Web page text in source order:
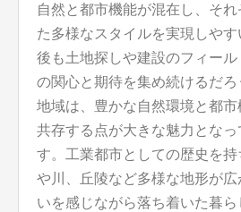
自然と都市機能が混在し、そ
た多様なスタイルを実現しや
後も土地探しや建設のフィール
の関心と期待を集め続けるだ
地域は、豊かな自然環境と都
共存する点が大きな魅力とな
す。工業都市としての歴史を
や川、丘陵など多様な地形が
いを感じながら落ち着いた暮ら